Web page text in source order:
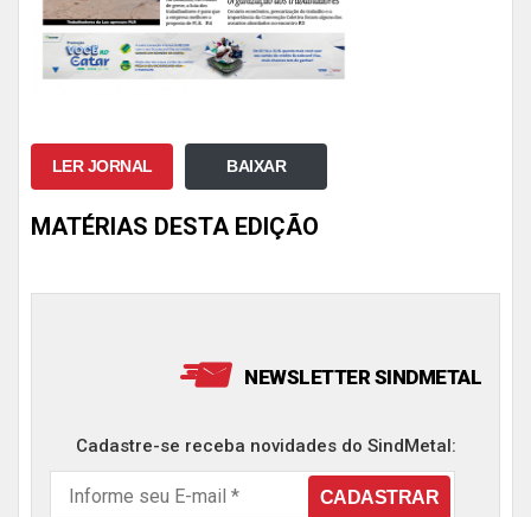
LER JORNAL BAIXAR
MATÉRIAS DESTA EDIÇÃO
NEWSLETTER SINDMETAL
Cadastre-se receba novidades do SindMetal: